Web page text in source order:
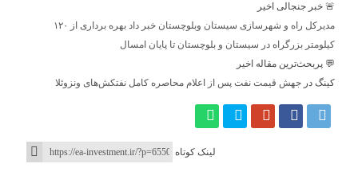
🚨 خبر جنجالی اخیر
مدیرکل راه و شهرسازی سیستان وبلوچستان خبر داد بهره برداری از ۱۲۰
کیلومتر بزرگراه در سیستان و بلوچستان تا پایان امسال
💬 پربحث‌ترین مقاله اخیر
کینگ درجهش قیمت نفت پس از اعلام محاصره کامل نفتکش‌های ونزوئلا
لینک کوتاه